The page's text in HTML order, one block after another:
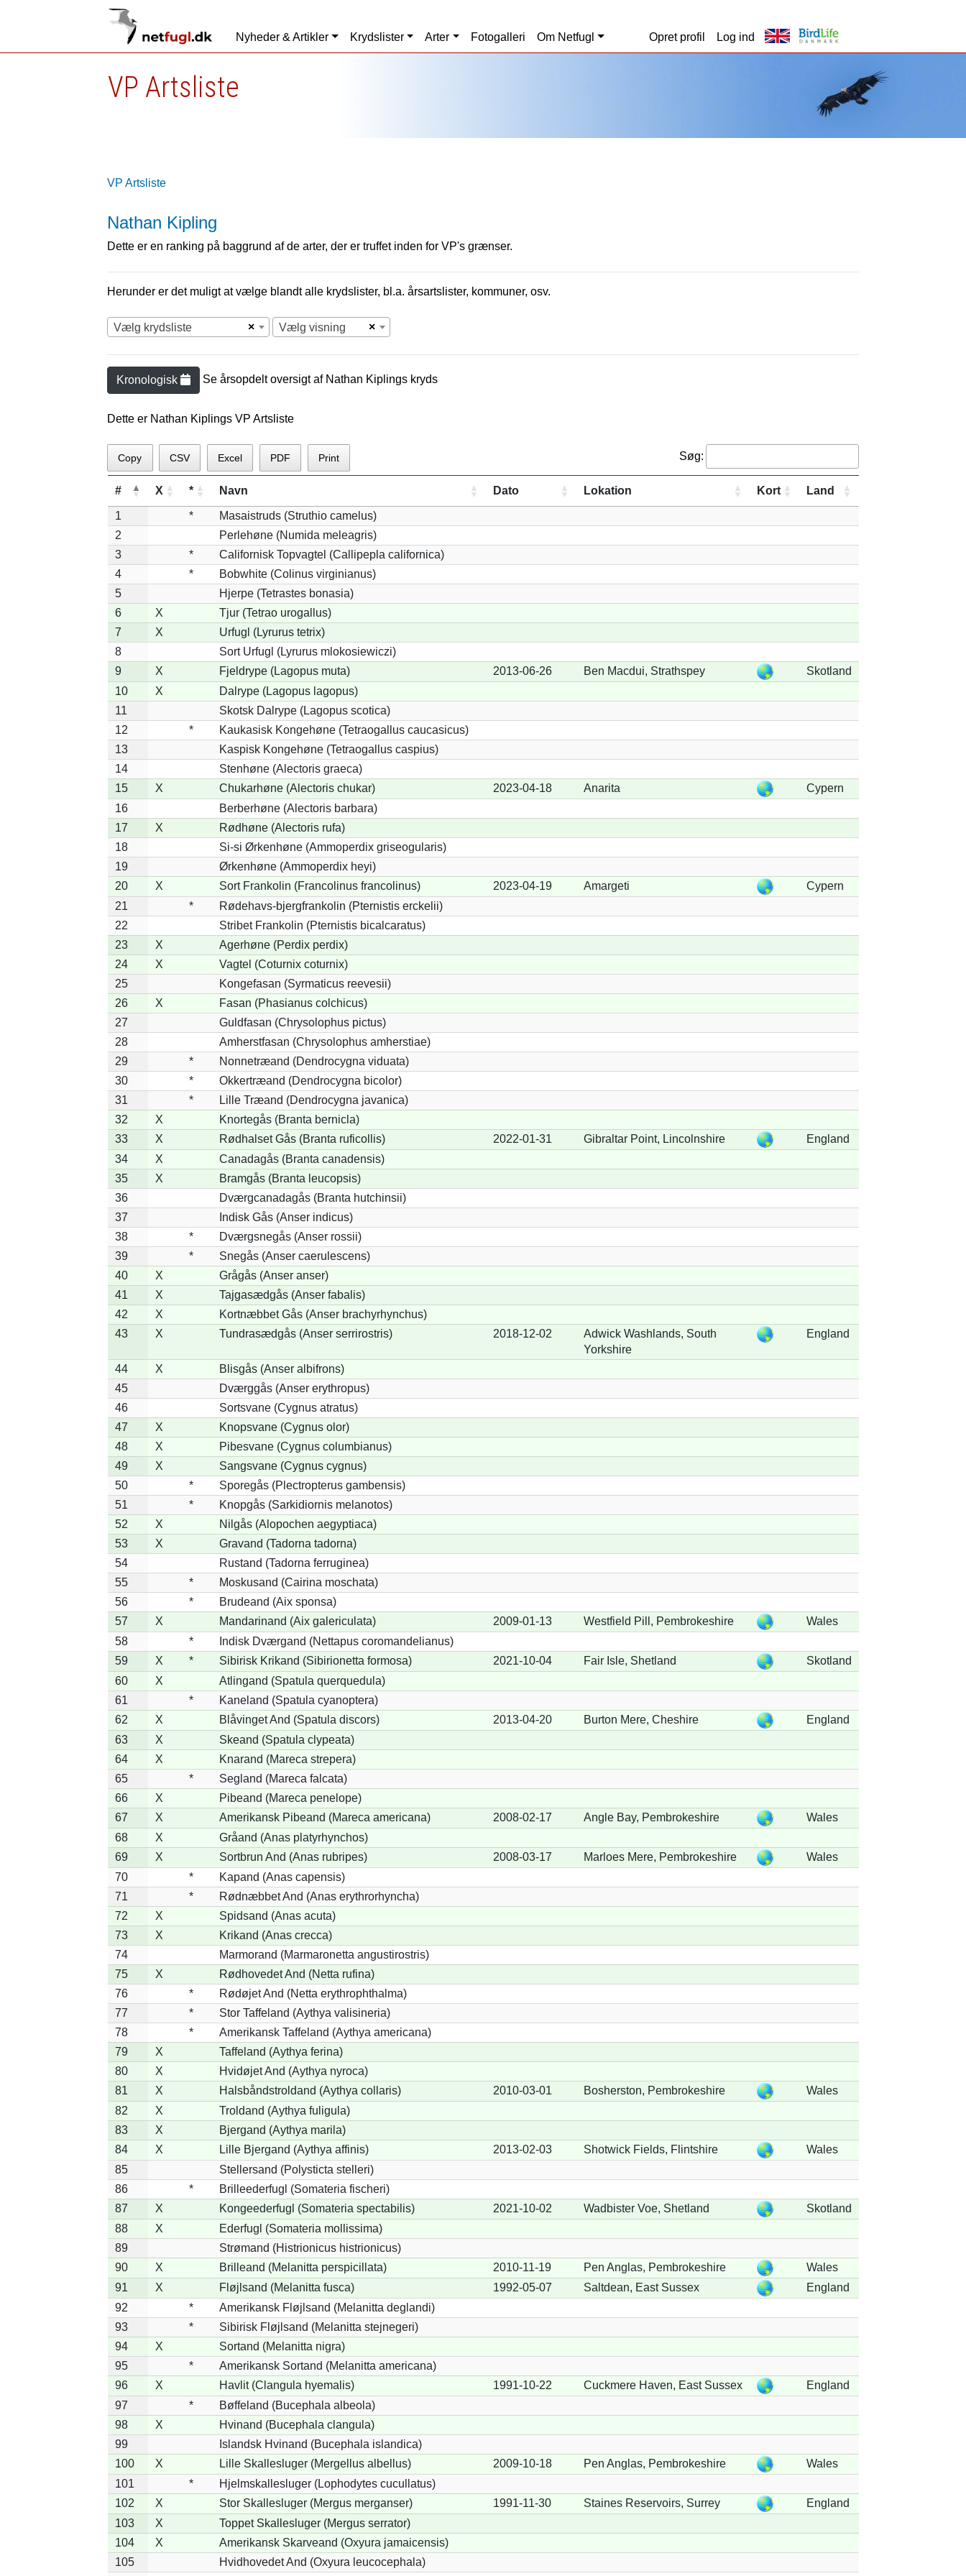
Nyheder & Artikler Krydslister Arter Fotogalleri Om Netfugl Opret profil Log ind
VP Artsliste
VP Artsliste
Nathan Kipling
Dette er en ranking på baggrund af de arter, der er truffet inden for VP's grænser.
Herunder er det muligt at vælge blandt alle krydslister, bl.a. årsartslister, kommuner, osv.
×
Vælg krydsliste ×
Vælg visning
Kronologisk Se årsopdelt oversigt af Nathan Kiplings kryds
Dette er Nathan Kiplings VP Artsliste
Copy CSV Excel PDF Print Søg:
# X * Navn Dato Lokation Kort Land
1 *
Masaistruds (Struthio camelus)
2
Perlehøne (Numida meleagris)
3
*
Californisk Topvagtel (Callipepla californica)
4
*
Bobwhite (Colinus virginianus)
5
Hjerpe (Tetrastes bonasia)
6
X
Tjur (Tetrao urogallus)
7
X
Urfugl (Lyrurus tetrix)
8
Sort Urfugl (Lyrurus mlokosiewiczi)
9
X Fjeldrype (Lagopus muta) 2013-06-26 Ben Macdui, Strathspey
Skotland
10
X
Dalrype (Lagopus lagopus)
11
Skotsk Dalrype (Lagopus scotica)
12
*
Kaukasisk Kongehøne (Tetraogallus caucasicus)
13
Kaspisk Kongehøne (Tetraogallus caspius)
14
Stenhøne (Alectoris graeca)
15
X Chukarhøne (Alectoris chukar) 2023-04-18 Anarita
Cypern
16
Berberhøne (Alectoris barbara)
17
X
Rødhøne (Alectoris rufa)
18
Si-si Ørkenhøne (Ammoperdix griseogularis)
19
Ørkenhøne (Ammoperdix heyi)
20
X Sort Frankolin (Francolinus francolinus) 2023-04-19 Amargeti
Cypern
21
*
Rødehavs-bjergfrankolin (Pternistis erckelii)
22
Stribet Frankolin (Pternistis bicalcaratus)
23
X
Agerhøne (Perdix perdix)
24
X
Vagtel (Coturnix coturnix)
25
Kongefasan (Syrmaticus reevesii)
26
X
Fasan (Phasianus colchicus)
27
Guldfasan (Chrysolophus pictus)
28
Amherstfasan (Chrysolophus amherstiae)
29
*
Nonnetræand (Dendrocygna viduata)
30
*
Okkertræand (Dendrocygna bicolor)
31
*
Lille Træand (Dendrocygna javanica)
32
X
Knortegås (Branta bernicla)
33
X Rødhalset Gås (Branta ruficollis) 2022-01-31 Gibraltar Point, Lincolnshire
England
34
X
Canadagås (Branta canadensis)
35
X
Bramgås (Branta leucopsis)
36
Dværgcanadagås (Branta hutchinsii)
37
Indisk Gås (Anser indicus)
38
*
Dværgsnegås (Anser rossii)
39
*
Snegås (Anser caerulescens)
40
X
Grågås (Anser anser)
41
X
Tajgasædgås (Anser fabalis)
42
X
Kortnæbbet Gås (Anser brachyrhynchus)
43
X Tundrasædgås (Anser serrirostris) 2018-12-02
Adwick Washlands, South
Yorkshire
England
44 X
Blisgås (Anser albifrons)
45
Dværggås (Anser erythropus)
46
Sortsvane (Cygnus atratus)
47
X
Knopsvane (Cygnus olor)
48
X
Pibesvane (Cygnus columbianus)
49
X
Sangsvane (Cygnus cygnus)
50
*
Sporegås (Plectropterus gambensis)
51
*
Knopgås (Sarkidiornis melanotos)
52
X
Nilgås (Alopochen aegyptiaca)
53
X
Gravand (Tadorna tadorna)
54
Rustand (Tadorna ferruginea)
55
*
Moskusand (Cairina moschata)
56
*
Brudeand (Aix sponsa)
57
X Mandarinand (Aix galericulata) 2009-01-13 Westfield Pill, Pembrokeshire
Wales
58
*
Indisk Dværgand (Nettapus coromandelianus)
59
X * Sibirisk Krikand (Sibirionetta formosa) 2021-10-04 Fair Isle, Shetland
Skotland
60
X
Atlingand (Spatula querquedula)
61
*
Kaneland (Spatula cyanoptera)
62
X Blåvinget And (Spatula discors) 2013-04-20 Burton Mere, Cheshire
England
63
X
Skeand (Spatula clypeata)
64
X
Knarand (Mareca strepera)
65
*
Segland (Mareca falcata)
66
X
Pibeand (Mareca penelope)
67
X Amerikansk Pibeand (Mareca americana) 2008-02-17 Angle Bay, Pembrokeshire
Wales
68
X
Gråand (Anas platyrhynchos)
69
X Sortbrun And (Anas rubripes) 2008-03-17 Marloes Mere, Pembrokeshire
Wales
70
*
Kapand (Anas capensis)
71
*
Rødnæbbet And (Anas erythrorhyncha)
72
X
Spidsand (Anas acuta)
73
X
Krikand (Anas crecca)
74
Marmorand (Marmaronetta angustirostris)
75
X
Rødhovedet And (Netta rufina)
76
*
Rødøjet And (Netta erythrophthalma)
77
*
Stor Taffeland (Aythya valisineria)
78
*
Amerikansk Taffeland (Aythya americana)
79
X
Taffeland (Aythya ferina)
80
X
Hvidøjet And (Aythya nyroca)
81
X Halsbåndstroldand (Aythya collaris) 2010-03-01 Bosherston, Pembrokeshire
Wales
82
X
Troldand (Aythya fuligula)
83
X
Bjergand (Aythya marila)
84
X Lille Bjergand (Aythya affinis) 2013-02-03 Shotwick Fields, Flintshire
Wales
85
Stellersand (Polysticta stelleri)
86
*
Brilleederfugl (Somateria fischeri)
87
X Kongeederfugl (Somateria spectabilis) 2021-10-02 Wadbister Voe, Shetland
Skotland
88
X
Ederfugl (Somateria mollissima)
89
Strømand (Histrionicus histrionicus)
90
X Brilleand (Melanitta perspicillata) 2010-11-19 Pen Anglas, Pembrokeshire
Wales
91
X Fløjlsand (Melanitta fusca) 1992-05-07 Saltdean, East Sussex
England
92
*
Amerikansk Fløjlsand (Melanitta deglandi)
93
*
Sibirisk Fløjlsand (Melanitta stejnegeri)
94
X
Sortand (Melanitta nigra)
95
*
Amerikansk Sortand (Melanitta americana)
96
X Havlit (Clangula hyemalis) 1991-10-22 Cuckmere Haven, East Sussex
England
97
*
Bøffeland (Bucephala albeola)
98
X
Hvinand (Bucephala clangula)
99
Islandsk Hvinand (Bucephala islandica)
100
X Lille Skallesluger (Mergellus albellus) 2009-10-18 Pen Anglas, Pembrokeshire
Wales
101
*
Hjelmskallesluger (Lophodytes cucullatus)
102
X Stor Skallesluger (Mergus merganser) 1991-11-30 Staines Reservoirs, Surrey
England
103
X
Toppet Skallesluger (Mergus serrator)
104
X
Amerikansk Skarveand (Oxyura jamaicensis)
105
Hvidhovedet And (Oxyura leucocephala)